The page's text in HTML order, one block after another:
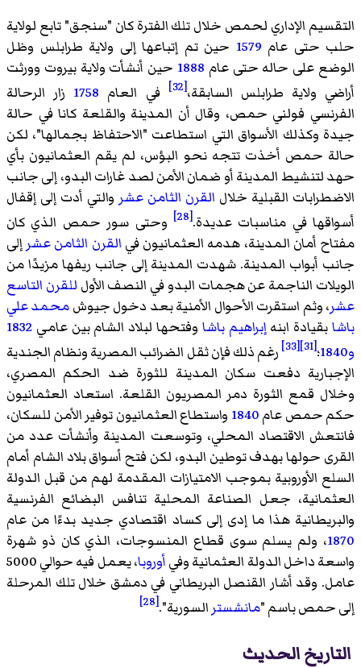
التقسيم الإداري لحمص خلال تلك الفترة كان "سنجق" تابع لولاية
حلب حتى عام 1579 حين تم إتباعها إلى ولاية طرابلس وظل
الوضع على حاله حتى عام 1888 حين أنشأت ولاية بيروت وورثت
أراضي ولاية طرابلس السابقة،[32] في العام 1758 زار الرحالة
الفرنسي فولني حمص، وقال أن المدينة والقلعة كانا في حالة
جيدة وكذلك الأسواق التي استطاعت "الاحتفاظ بجمالها"، لكن
حالة حمص أخذت تتجه نحو البؤس، لم يقم العثمانيون بأي
حهد لتنشيط المدينة أو ضمان الأمن لصد غارات البدو، إلى جانب
الاضطرابات القبلية خلال القرن الثامن عشر والتي أدت إلى إقفال
أسواقها في مناسبات عديدة.[28]
وحتى سور حمص الذي كان
مفتاح أمان المدينة، هدمه العثمانيون في القرن الثامن عشرإلى
جانب أبواب المدينة. شهدت المدينة إلى جانب ريفها مزيدًا من
الويلات الناجمة عن هجمات البدو في النصف الأول للقرن التاسع
عشر، وثم استقرت الأحوال الأمنية بعد دخول جيوشمحمد علي
باشابقيادة ابنهإبراهيم باشا وفتحها لبلاد الشام بين عامي 1832
و1840
؛[31]
[33]
رغم ذلك فإن ثقل الضرائب المصرية ونظام الجندية
الإجبارية دفعت سكان المدينة للثورة ضد الحكم المصري،
وخلال قمع الثورة دمر المصريون القلعة. استعاد العثمانيون
حكم حمص عام1840 واستطاع العثمانيون توفير الأمن للسكان،
فانتعش الاقتصاد المحلي، وتوسعت المدينة وأنشأت عدد من
القرى حولها بهدف توطين البدو، لكن فتح أسواق بلاد الشام أمام
السلع الأوروبية بموجب الامتيازات المقدمة لهم من قبل الدولة
العثمانية، جعل الصناعة المحلية تنافس البضائع الفرنسية
والبريطانية هذا ما إدى إلى كساد اقتصادي جديد بدءًا من عام
1870، ولم يسلم سوى قطاع المنسوجات، الذي كان ذو شهرة
واسعة داخل الدولة العثمانية وفيأوروبا
، يعمل فيه حوالي 5000
عامل. وقد أشار القنصل البريطاني في دمشق خلال تلك المرحلة
إلى حمص باسم "مانشسترالسورية".[28]
التاريخ الحديث